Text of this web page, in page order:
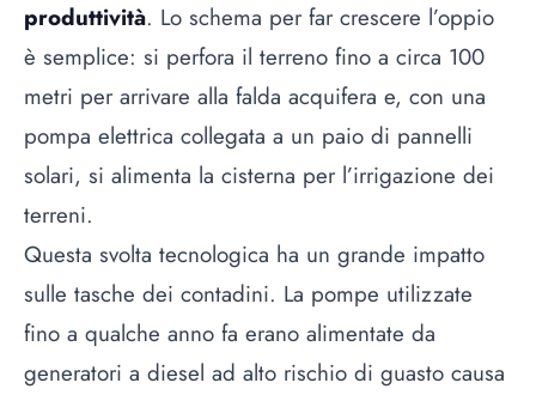
produttività. Lo schema per far crescere l’oppio
è semplice: si perfora il terreno fino a circa 100
metri per arrivare alla falda acquifera e, con una
pompa elettrica collegata a un paio di pannelli
solari, si alimenta la cisterna per l’irrigazione dei
terreni.
Questa svolta tecnologica ha un grande impatto
sulle tasche dei contadini. La pompe utilizzate
fino a qualche anno fa erano alimentate da
generatori a diesel ad alto rischio di guasto causa